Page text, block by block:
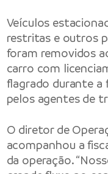
Veículos
restritas e outros
foram removidos
carro com
flagrado durante a
pelos agentes de
O diretor de
acompanhou a
da operação.